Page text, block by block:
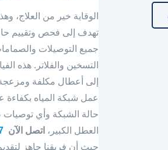
الوقاية خير من
تهدف إلى فحص وتقييم
جميع التوصيلات
التسخين والفلاتر. هذه
إلى أعطال مكلفة ومزعجة
عمل شبكة المياه بكفاءة
حالة الشبكة وأي توصيات
العطل الكبير، اتصل الآن
حيث أن فريقنا جاهز